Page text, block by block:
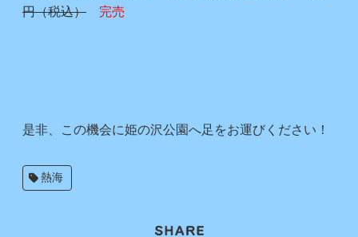
円（税込）
完売
是非、この機会に姫の沢公園へ足をお運びください！
熱海